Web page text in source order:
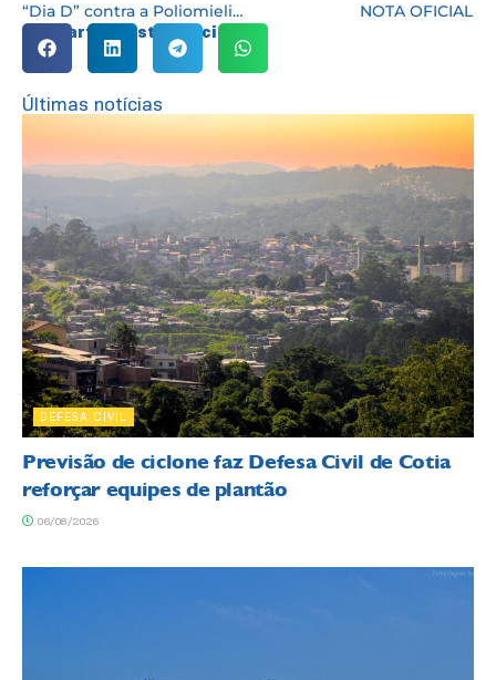
“Dia D” contra a Poliomielite e Sarampo terá mobilização em dois sábados em Cotia NOTA OFICIAL
Compartilhe esta notícia:
Últimas notícias
DEFESA CIVIL
Previsão de ciclone faz Defesa Civil de Cotia
reforçar equipes de plantão
06/08/2026